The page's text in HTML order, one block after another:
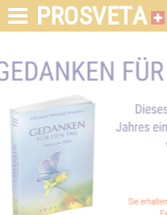
PROSVETA